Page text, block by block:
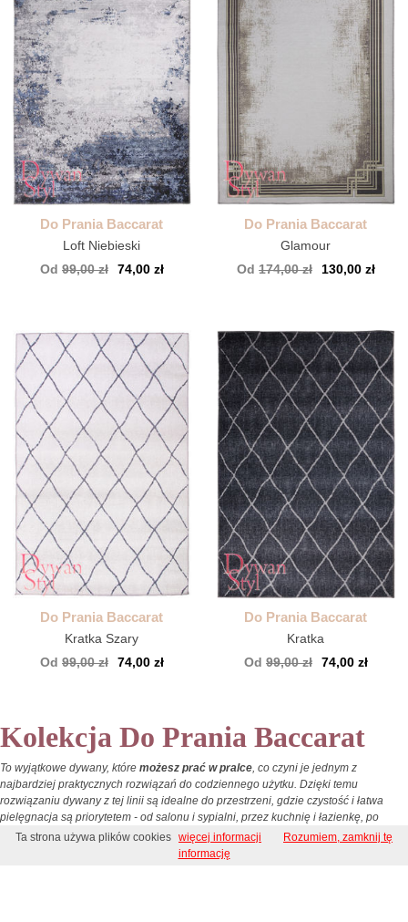
Do Prania Baccarat
Loft Niebieski
Od 99,00 zł 74,00 zł
Do Prania Baccarat
Glamour
Od 174,00 zł 130,00 zł
Do Prania Baccarat
Kratka Szary
Od 99,00 zł 74,00 zł
Do Prania Baccarat
Kratka
Od 99,00 zł 74,00 zł
Kolekcja Do Prania Baccarat
To wyjątkowe dywany, które możesz prać w pralce, co czyni je jednym z
najbardziej praktycznych rozwiązań do codziennego użytku. Dzięki temu
rozwiązaniu dywany z tej linii są idealne do przestrzeni, gdzie czystość i łatwa
pielęgnacja są priorytetem - od salonu i sypialni, przez kuchnię i łazienkę, po
pokój dziecięcy.
Ta strona używa plików cookies więcej informacji
Rozumiem, zamknij tę
informację